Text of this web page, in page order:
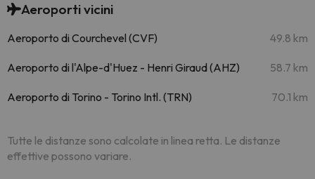
Aeroporti vicini
Aeroporto di Courchevel (CVF) 49.8 km
Aeroporto di l'Alpe-d'Huez - Henri Giraud (AHZ) 58.7 km
Aeroporto di Torino - Torino Intl. (TRN) 70.1 km
Tutte le distanze sono calcolate in linea retta. Le distanze
effettive possono variare.